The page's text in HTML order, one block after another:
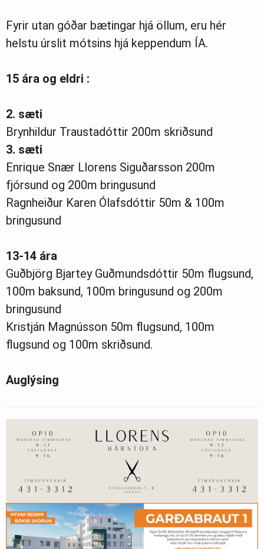
Fyrir utan góðar bætingar hjá öllum, eru hér
helstu úrslit mótsins hjá keppendum ÍA.
15 ára og eldri :
2. sæti
Brynhildur Traustadóttir 200m skriðsund
3. sæti
Enrique Snær Llorens Siguðarsson 200m
fjórsund og 200m bringusund
Ragnheiður Karen Ólafsdóttir 50m & 100m
bringusund
13-14 ára
Guðbjörg Bjartey Guðmundsdóttir 50m flugsund,
100m baksund, 100m bringusund og 200m
bringusund
Kristján Magnússon 50m flugsund, 100m
flugsund og 100m skriðsund.
Auglýsing